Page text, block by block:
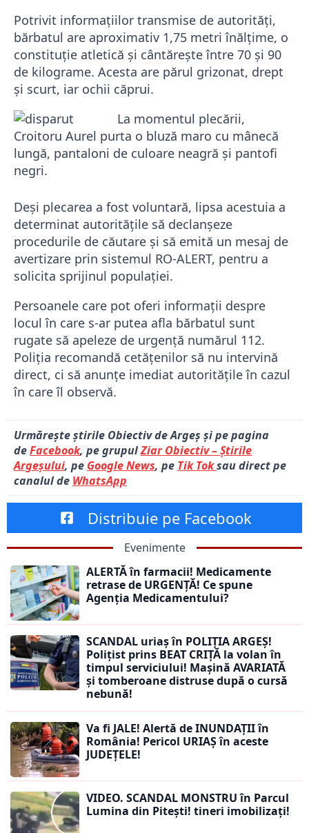
Potrivit informațiilor transmise de autorități,
bărbatul are aproximativ 1,75 metri înălțime, o
constituție atletică și cântărește între 70 și 90
de kilograme. Acesta are părul grizonat, drept
și scurt, iar ochii căprui.
La momentul plecării,
Croitoru Aurel purta o bluză maro cu mânecă
lungă, pantaloni de culoare neagră și pantofi
negri.
Deși plecarea a fost voluntară, lipsa acestuia a
determinat autoritățile să declanșeze
procedurile de căutare și să emită un mesaj de
avertizare prin sistemul RO-ALERT, pentru a
solicita sprijinul populației.
Persoanele care pot oferi informații despre
locul în care s-ar putea afla bărbatul sunt
rugate să apeleze de urgență numărul 112.
Poliția recomandă cetățenilor să nu intervină
direct, ci să anunțe imediat autoritățile în cazul
în care îl observă.
Urmărește știrile Obiectiv de Argeș și pe pagina
deFacebook, pe grupulZiar Obiectiv – Știrile
Argeșului, pe Google News, pe Tik Toksau direct pe
canalul de WhatsApp
Distribuie pe Facebook
Evenimente
ALERTĂ în farmacii! Medicamente
retrase de URGENȚĂ! Ce spune
Agenția Medicamentului?
SCANDAL uriaș în POLIȚIA ARGEȘ!
Polițist prins BEAT CRIȚĂ la volan în
timpul serviciului! Mașină AVARIATĂ
și tomberoane distruse după o cursă
nebună!
Va fi JALE! Alertă de INUNDAȚII în
România! Pericol URIAȘ în aceste
JUDEȚELE!
VIDEO. SCANDAL MONSTRU în Parcul
Lumina din Pitești! tineri imobilizați!